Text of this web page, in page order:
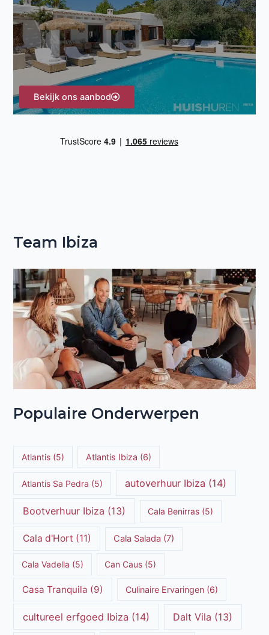
a
r
:
Bekijk ons aanbod
Team Ibiza
Populaire Onderwerpen
Atlantis (5) Atlantis Ibiza (6)
Atlantis Sa Pedra (5) autoverhuur Ibiza (14)
Bootverhuur Ibiza (13) Cala Benirras (5)
Cala d'Hort (11) Cala Salada(7)
Cala Vadella (5) Can Caus (5)
Casa Tranquila (9) Culinaire Ervaringen(6)
cultureel erfgoed Ibiza (14) Dalt Vila (13)